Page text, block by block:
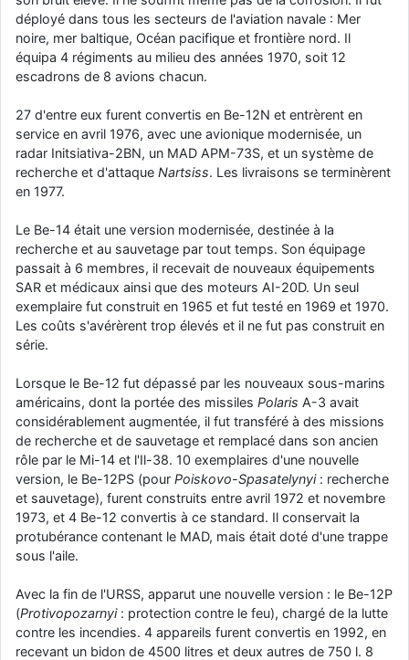
déployé dans tous les secteurs de l'aviation navale : Mer
noire, mer baltique, Océan pacifique et frontière nord. Il
équipa 4 régiments au milieu des années 1970, soit 12
escadrons de 8 avions chacun.
27 d'entre eux furent convertis en Be-12N et entrèrent en
service en avril 1976, avec une avionique modernisée, un
radar Initsiativa-2BN, un MAD APM-73S, et un système de
recherche et d'attaque Nartsiss. Les livraisons se terminèrent
en 1977.
Le Be-14 était une version modernisée, destinée à la
recherche et au sauvetage par tout temps. Son équipage
passait à 6 membres, il recevait de nouveaux équipements
SAR et médicaux ainsi que des moteurs AI-20D. Un seul
exemplaire fut construit en 1965 et fut testé en 1969 et 1970.
Les coûts s'avérèrent trop élevés et il ne fut pas construit en
série.
Lorsque le Be-12 fut dépassé par les nouveaux sous-marins
américains, dont la portée des missiles Polaris A-3 avait
considérablement augmentée, il fut transféré à des missions
de recherche et de sauvetage et remplacé dans son ancien
rôle par le Mi-14 et l'Il-38. 10 exemplaires d'une nouvelle
version, le Be-12PS (pour Poiskovo-Spasatelynyi: recherche
et sauvetage), furent construits entre avril 1972 et novembre
1973, et 4 Be-12 convertis à ce standard. Il conservait la
protubérance contenant le MAD, mais était doté d'une trappe
sous l'aile.
Avec la fin de l'URSS, apparut une nouvelle version : le Be-12P
(Protivopozarnyi : protection contre le feu), chargé de la lutte
contre les incendies. 4 appareils furent convertis en 1992, en
recevant un bidon de 4500 litres et deux autres de 750 l. 8